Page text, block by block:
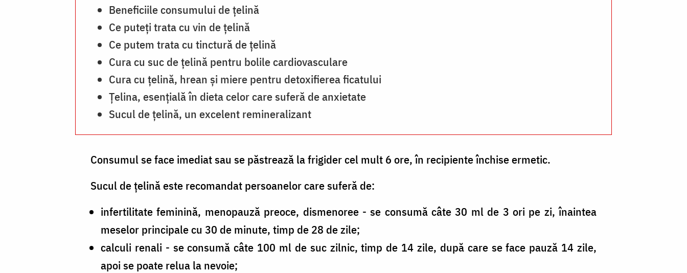
Beneficiile consumului de țelină
Ce puteți trata cu vin de țelină
Ce putem trata cu tinctură de țelină
Cura cu suc de țelină pentru bolile cardiovasculare
Cura cu țelină, hrean și miere pentru detoxifierea ficatului
Ţelina, esenţială în dieta celor care suferă de anxietate
Sucul de ţelină, un excelent remineralizant
Consumul se face imediat sau se păstrează la frigider cel mult 6 ore, în recipiente închise ermetic.
Sucul de țelină este recomandat persoanelor care suferă de:
infertilitate feminină, menopauză preoce, dismenoree - se consumă câte 30 ml de 3 ori pe zi, înaintea
meselor principale cu 30 de minute, timp de 28 de zile;
calculi renali - se consumă câte 100 ml de suc zilnic, timp de 14 zile, după care se face pauză 14 zile,
apoi se poate relua la nevoie;